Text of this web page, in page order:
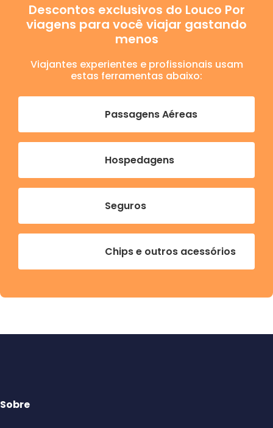
Descontos exclusivos do Louco Por
viagens para você viajar gastando
menos
Viajantes experientes e profissionais usam
estas ferramentas abaixo:
Passagens Aéreas
Hospedagens
Seguros
Chips e outros acessórios
Sobre